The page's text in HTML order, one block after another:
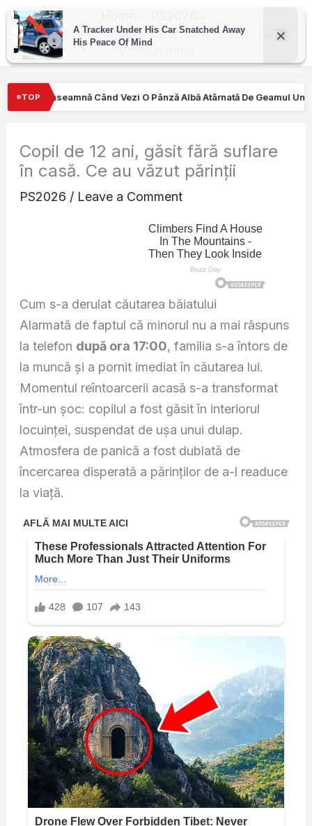
Skip
content
Copil de 12 ani, găsit fără suflare în casă. Ce au
TOP
Pânză Albă Atârnată De Geamul Unei Mașini. Semnalul…
Copil de 12 ani, găsit fără suflare
în casă. Ce au văzut părinții
PS2026 / Leave a Comment
Cum s-a derulat căutarea băiatului
Alarmată de faptul că minorul nu a mai răspuns
la telefon după ora 17:00, familia s-a întors de
la muncă și a pornit imediat în căutarea lui.
Momentul reîntoarcerii acasă s-a transformat
într-un șoc: copilul a fost găsit în interiorul
locuinței, suspendat de ușa unui dulap.
Atmosfera de panică a fost dublată de
încercarea disperată a părinților de a-l readuce
la viață.